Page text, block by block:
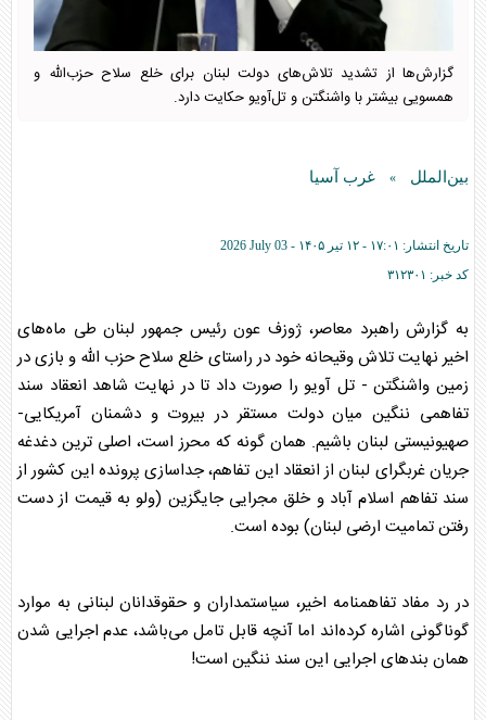
گزارش‌ها از تشدید تلاش‌های دولت لبنان برای خلع سلاح حزب‌الله و
همسویی بیشتر با واشنگتن و تل‌آویو حکایت دارد.
بین‌الملل » غرب آسیا
تاریخ انتشار: ۱۷:۰۱ - ۱۲ تير ۱۴۰۵ -
2026 July 03
کد خبر: ۳۱۲۳۰۱
به گزارش راهبرد معاصر، ژوزف عون رئیس جمهور لبنان طی ماه‌های
اخیر نهایت تلاش وقیحانه خود در راستای خلع سلاح حزب الله و بازی در
زمین واشنگتن - تل آویو را صورت داد تا در نهایت شاهد انعقاد سند
تفاهمی ننگین میان دولت مستقر در بیروت و دشمنان آمریکایی-
صهیونیستی لبنان باشیم. همان گونه که محرز است، اصلی ترین دغدغه
جریان غربگرای لبنان از انعقاد این تفاهم، جداسازی پرونده این کشور از
سند تفاهم اسلام آباد و خلق مجرایی جایگزین (ولو به قیمت از دست
رفتن تمامیت ارضی لبنان) بوده است.
در رد مفاد تفاهمنامه اخیر، سیاستمداران و حقوقدانان لبنانی به موارد
گوناگونی اشاره کرده‌اند اما آنچه قابل تامل می‌باشد، عدم اجرایی شدن
همان بندهای اجرایی این سند ننگین است!